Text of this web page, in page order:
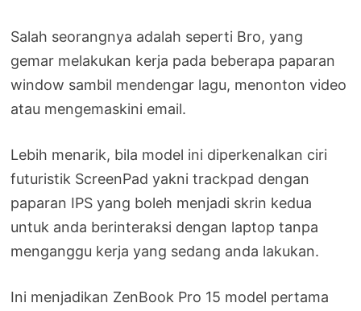
Salah seorangnya adalah seperti Bro, yang
gemar melakukan kerja pada beberapa paparan
window sambil mendengar lagu, menonton video
atau mengemaskini email.
Lebih menarik, bila model ini diperkenalkan ciri
futuristik ScreenPad yakni trackpad dengan
paparan IPS yang boleh menjadi skrin kedua
untuk anda berinteraksi dengan laptop tanpa
menganggu kerja yang sedang anda lakukan.
Ini menjadikan ZenBook Pro 15 model pertama